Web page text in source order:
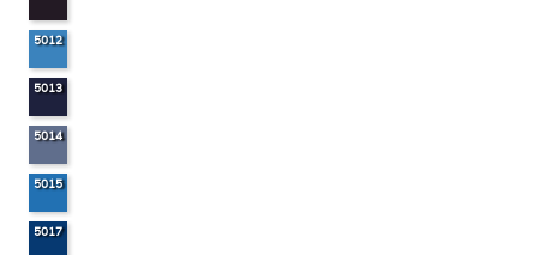
5012
5013
5014
5015
5017